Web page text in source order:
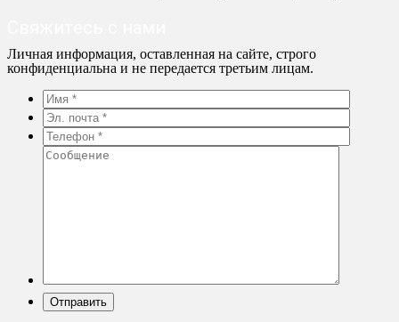
Личная информация, оставленная на сайте, строго
конфиденциальна и не передается третьим лицам.